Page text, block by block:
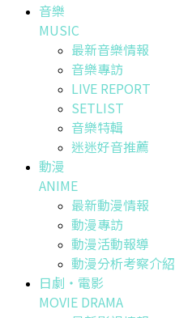
音樂
MUSIC
最新音樂情報
音樂專訪
LIVE REPORT
SETLIST
音樂特輯
迷迷好音推薦
動漫
ANIME
最新動漫情報
動漫專訪
動漫活動報導
動漫分析考察介紹
日劇・電影
MOVIE DRAMA